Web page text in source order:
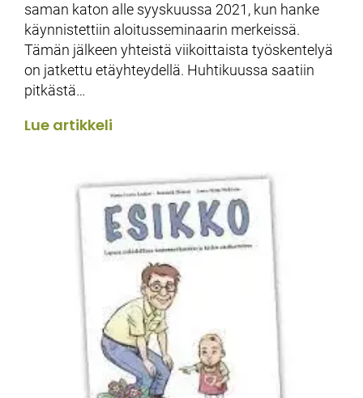
saman katon alle syyskuussa 2021, kun hanke
käynnistettiin aloitusseminaarin merkeissä.
Tämän jälkeen yhteistä viikoittaista työskentelyä
on jatkettu etäyhteydellä. Huhtikuussa saatiin
pitkästä…
Lue artikkeli